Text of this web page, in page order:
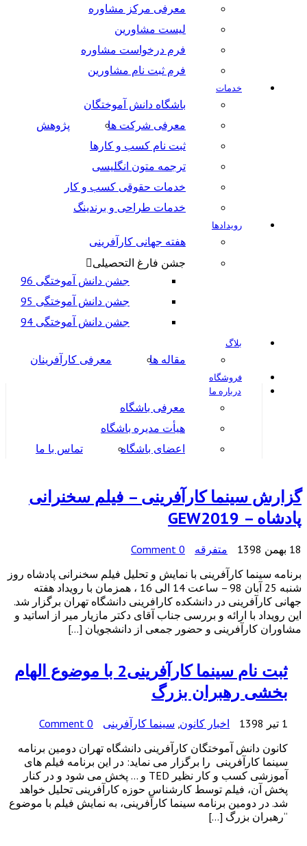
معرفی مرکز مشاوره
لیست مشاورین
فرم درخواست مشاوره
فرم ثبت نام مشاورین
خدمات
باشگاه دانش آموختگان
معرفی شرکت ها
پژوهش
ثبت نام کسب و کارها
ترجمه متون انگلیسی
خدمات حقوقی کسب و کار
خدمات طراحی و برندینگ
رویدادها
هفته جهانی کارآفرینی
جشن فارغ التحصیلی
جشن دانش آموختگی 96
جشن دانش آموختگی 95
جشن دانش آموختگی 94
بلاگ
مقاله ها معرفی کارآفرینان
فروشگاه
درباره ما
معرفی باشگاه
هیأت مدیره باشگاه
اعضای باشگاه
تماس با ما
گزارش سینما کارآفرینی – فیلم سخنرانی
پادشاه – GEW2019
18 بهمن 1398 متفرقه
0 Comment
برنامه سینما کارآفرینی با نمایش و تحلیل فیلم سخنرانی پادشاه روز
شنبه 25 آبان 98 – ساعت 14 الی 16 ، همزمان با رویداد هفته
جهانی کارآفرینی در دانشکده کارافرینی دانشگاه تهران برگزار شد.
این رویداد با ارائه و بررسی جناب آقای دکتر مازیار میر از اساتید و
مشاوران کارآفرینی و حضور جمعی از دانشجویان […]
ثبت نام سینما کارآفرینی2 با موضوع الهام
بخشی رهبران بزرگ
1 تیر 1398 اخبار کانون سینما کارآفرینی
0 Comment
کانون دانش آموختگان کارآفرینی دانشگاه تهران دومین برنامه
سینما کارآفرینی را برگزار می نماید: در این برنامه فیلم های
آموزشی کسب و کار نظیر TED و … پخش می شود و در کنار
پخش آن، فیلم توسط کارشناس حوزه کارآفرینی تحلیل خواهد
شد. در دومین برنامه سینما کارآفرینی، به نمایش فیلم با موضوع
“رهبران بزرگ […]